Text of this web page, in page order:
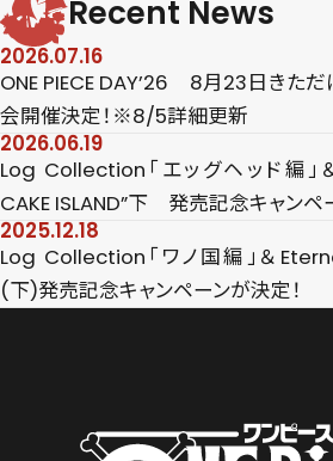
Recent News
2026.07.16
ONE PIECE DAY’26 8月23日きた
会開催決定！※8/5詳細更新
2026.06.19
Log Collection「エッグヘッド編」
CAKE ISLAND”下 発売記念キャンペ
2025.12.18
Log Collection「ワノ国編」＆
(下)発売記念キャンペーンが決定！